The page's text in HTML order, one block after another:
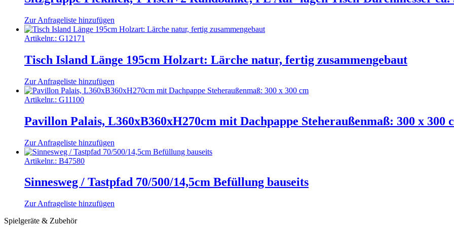
Zur Anfrageliste hinzufügen
Artikelnr.: G12171
Tisch Island Länge 195cm Holzart: Lärche natur, fertig zusammengebaut
Zur Anfrageliste hinzufügen
Artikelnr.: G11100
Pavillon Palais, L360xB360xH270cm mit Dachpappe Steheraußenmaß: 300 x 300
Zur Anfrageliste hinzufügen
Artikelnr.: B47580
Sinnesweg / Tastpfad 70/500/14,5cm Befüllung bauseits
Zur Anfrageliste hinzufügen
Spielgeräte & Zubehör